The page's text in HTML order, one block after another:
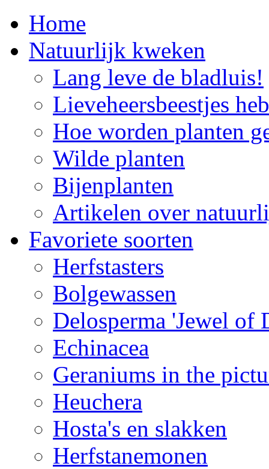
Home
Natuurlijk kweken
Lang leve de bladluis!
Lieveheersbeestjes
Hoe worden planten
Wilde planten
Bijenplanten
Artikelen over
Favoriete soorten
Herfstasters
Bolgewassen
Delosperma 'Jewel of
Echinacea
Geraniums in the
Heuchera
Hosta's en slakken
Herfstanemonen